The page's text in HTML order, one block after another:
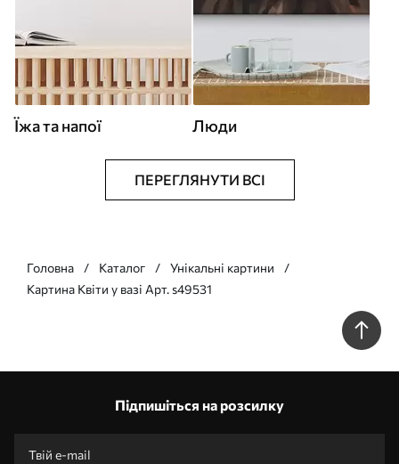
Їжа та напої Люди
ПЕРЕГЛЯНУТИ ВСІ
Головна Каталог
Унікальні картини
Картина Квіти у вазі Арт. s49531
Підпишіться на розсилку